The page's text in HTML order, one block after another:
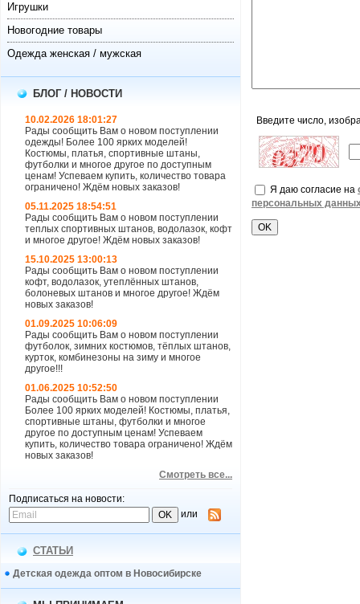
Игрушки
Новогодние товары
Одежда женская / мужская
БЛОГ / НОВОСТИ
10.02.2026 18:01:27
Рады сообщить Вам о новом поступлении
одежды! Более 100 ярких моделей!
Костюмы, платья, спортивные штаны,
футболки и многое другое по доступным
ценам! Успеваем купить, количество товара
ограничено! Ждём новых заказов!
05.11.2025 18:54:51
Рады сообщить Вам о новом поступлении
теплых спортивных штанов, водолазок, кофт
и многое другое! Ждём новых заказов!
15.10.2025 13:00:13
Рады сообщить Вам о новом поступлении
кофт, водолазок, утеплённых штанов,
болоневых штанов и многое другое! Ждём
новых заказов!
01.09.2025 10:06:09
Рады сообщить Вам о новом поступлении
футболок, зимних костюмов, тёплых штанов,
курток, комбинезоны на зиму и многое
другое!!!
01.06.2025 10:52:50
Рады сообщить Вам о новом поступлении
Более 100 ярких моделей! Костюмы, платья,
спортивные штаны, футболки и многое
другое по доступным ценам! Успеваем
купить, количество товара ограничено! Ждём
новых заказов!
Смотреть все...
Подписаться на новости:
или
СТАТЬИ
Детская одежда оптом в Новосибирске
Введите число,
Я даю согласие на
персональных